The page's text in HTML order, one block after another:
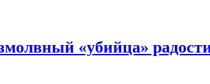
«убийца»